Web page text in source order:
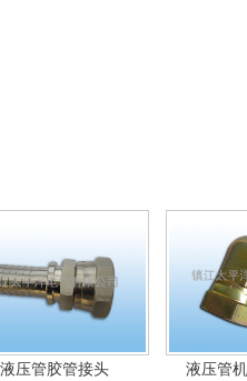
液压管胶管接头 液压管